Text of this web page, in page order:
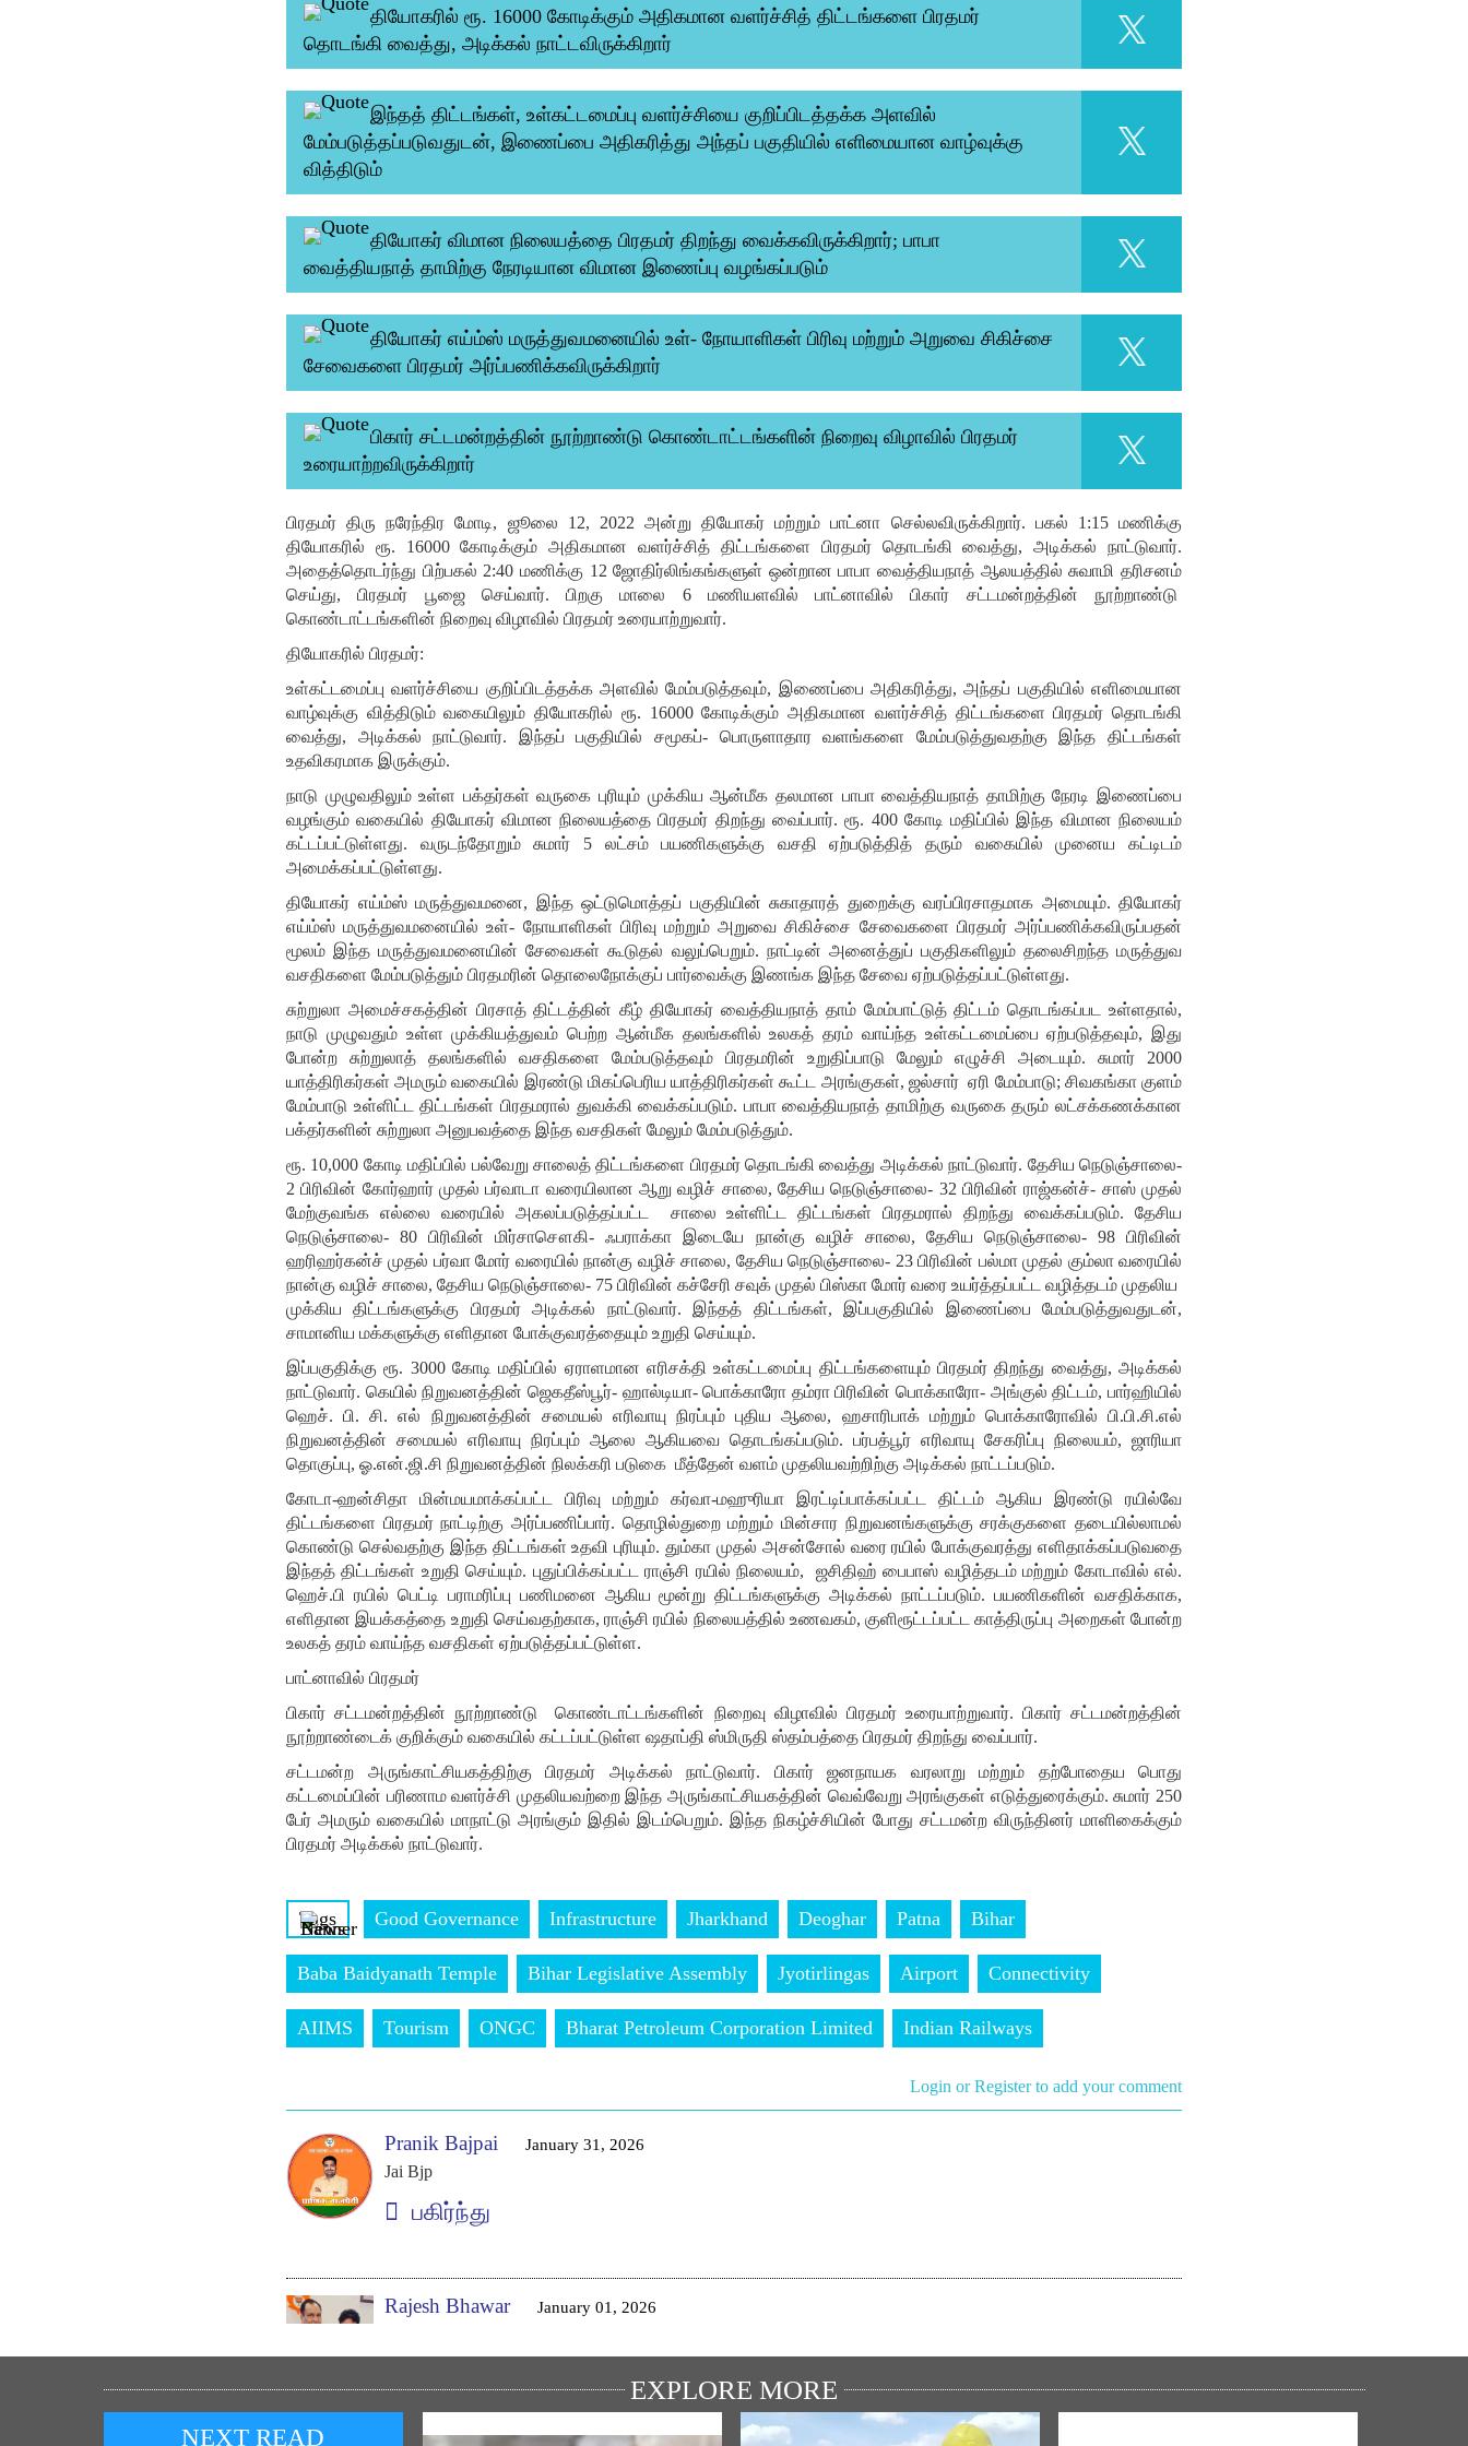
தியோகரில் ரூ. 16000 கோடிக்கும் அதிகமான வளர்ச்சித் திட்டங்களை பிரதமர்
தொடங்கி வைத்து, அடிக்கல் நாட்டவிருக்கிறார்
இந்தத் திட்டங்கள், உள்கட்டமைப்பு வளர்ச்சியை குறிப்பிடத்தக்க அளவில்
மேம்படுத்தப்படுவதுடன், இணைப்பை அதிகரித்து அந்தப் பகுதியில் எளிமையான வாழ்வுக்கு
வித்திடும்
தியோகர் விமான நிலையத்தை பிரதமர் திறந்து வைக்கவிருக்கிறார்; பாபா
வைத்தியநாத் தாமிற்கு நேரடியான விமான இணைப்பு வழங்கப்படும்
தியோகர் எய்ம்ஸ் மருத்துவமனையில் உள்- நோயாளிகள் பிரிவு மற்றும் அறுவை சிகிச்சை
சேவைகளை பிரதமர் அர்ப்பணிக்கவிருக்கிறார்
​​​​​​​பிகார் சட்டமன்றத்தின் நூற்றாண்டு கொண்டாட்டங்களின் நிறைவு விழாவில் பிரதமர்
உரையாற்றவிருக்கிறார்
பிரதமர் திரு நரேந்திர மோடி, ஜூலை 12, 2022 அன்று தியோகர் மற்றும் பாட்னா செல்லவிருக்கிறார். பகல் 1:15 மணிக்கு
தியோகரில் ரூ. 16000 கோடிக்கும் அதிகமான வளர்ச்சித் திட்டங்களை பிரதமர் தொடங்கி வைத்து, அடிக்கல் நாட்டுவார்.
அதைத்தொடர்ந்து பிற்பகல் 2:40 மணிக்கு 12 ஜோதிர்லிங்கங்களுள் ஒன்றான பாபா வைத்தியநாத் ஆலயத்தில் சுவாமி தரிசனம்
செய்து, பிரதமர் பூஜை செய்வார். பிறகு மாலை 6 மணியளவில் பாட்னாவில் பிகார் சட்டமன்றத்தின் நூற்றாண்டு
கொண்டாட்டங்களின் நிறைவு விழாவில் பிரதமர் உரையாற்றுவார்.
தியோகரில் பிரதமர்:
உள்கட்டமைப்பு வளர்ச்சியை குறிப்பிடத்தக்க அளவில் மேம்படுத்தவும், இணைப்பை அதிகரித்து, அந்தப் பகுதியில் எளிமையான
வாழ்வுக்கு வித்திடும் வகையிலும் தியோகரில் ரூ. 16000 கோடிக்கும் அதிகமான வளர்ச்சித் திட்டங்களை பிரதமர் தொடங்கி
வைத்து, அடிக்கல் நாட்டுவார். இந்தப் பகுதியில் சமூகப்- பொருளாதார வளங்களை மேம்படுத்துவதற்கு இந்த திட்டங்கள்
உதவிகரமாக இருக்கும்.
நாடு முழுவதிலும் உள்ள பக்தர்கள் வருகை புரியும் முக்கிய ஆன்மீக தலமான பாபா வைத்தியநாத் தாமிற்கு நேரடி இணைப்பை
வழங்கும் வகையில் தியோகர் விமான நிலையத்தை பிரதமர் திறந்து வைப்பார். ரூ. 400 கோடி மதிப்பில் இந்த விமான நிலையம்
கட்டப்பட்டுள்ளது. வருடந்தோறும் சுமார் 5 லட்சம் பயணிகளுக்கு வசதி ஏற்படுத்தித் தரும் வகையில் முனைய கட்டிடம்
அமைக்கப்பட்டுள்ளது.
தியோகர் எய்ம்ஸ் மருத்துவமனை, இந்த ஒட்டுமொத்தப் பகுதியின் சுகாதாரத் துறைக்கு வரப்பிரசாதமாக அமையும். தியோகர்
எய்ம்ஸ் மருத்துவமனையில் உள்- நோயாளிகள் பிரிவு மற்றும் அறுவை சிகிச்சை சேவைகளை பிரதமர் அர்ப்பணிக்கவிருப்பதன்
மூலம் இந்த மருத்துவமனையின் சேவைகள் கூடுதல் வலுப்பெறும். நாட்டின் அனைத்துப் பகுதிகளிலும் தலைசிறந்த மருத்துவ
வசதிகளை மேம்படுத்தும் பிரதமரின் தொலைநோக்குப் பார்வைக்கு இணங்க இந்த சேவை ஏற்படுத்தப்பட்டுள்ளது.
சுற்றுலா அமைச்சகத்தின் பிரசாத் திட்டத்தின் கீழ் தியோகர் வைத்தியநாத் தாம் மேம்பாட்டுத் திட்டம் தொடங்கப்பட உள்ளதால்,
நாடு முழுவதும் உள்ள முக்கியத்துவம் பெற்ற ஆன்மீக தலங்களில் உலகத் தரம் வாய்ந்த உள்கட்டமைப்பை ஏற்படுத்தவும், இது
போன்ற சுற்றுலாத் தலங்களில் வசதிகளை மேம்படுத்தவும் பிரதமரின் உறுதிப்பாடு மேலும் எழுச்சி அடையும். சுமார் 2000
யாத்திரிகர்கள் அமரும் வகையில் இரண்டு மிகப்பெரிய யாத்திரிகர்கள் கூட்ட அரங்குகள், ஜல்சார் ஏரி மேம்பாடு; சிவகங்கா குளம்
மேம்பாடு உள்ளிட்ட திட்டங்கள் பிரதமரால் துவக்கி வைக்கப்படும். பாபா வைத்தியநாத் தாமிற்கு வருகை தரும் லட்சக்கணக்கான
பக்தர்களின் சுற்றுலா அனுபவத்தை இந்த வசதிகள் மேலும் மேம்படுத்தும்.
ரூ. 10,000 கோடி மதிப்பில் பல்வேறு சாலைத் திட்டங்களை பிரதமர் தொடங்கி வைத்து அடிக்கல் நாட்டுவார். தேசிய நெடுஞ்சாலை-
2 பிரிவின் கோர்ஹார் முதல் பர்வாடா வரையிலான ஆறு வழிச் சாலை, தேசிய நெடுஞ்சாலை- 32 பிரிவின் ராஜ்கன்ச்- சாஸ் முதல்
மேற்குவங்க எல்லை வரையில் அகலப்படுத்தப்பட்ட சாலை உள்ளிட்ட திட்டங்கள் பிரதமரால் திறந்து வைக்கப்படும். தேசிய
நெடுஞ்சாலை- 80 பிரிவின் மிர்சாசௌகி- ஃபராக்கா இடையே நான்கு வழிச் சாலை, தேசிய நெடுஞ்சாலை- 98 பிரிவின்
ஹரிஹர்கன்ச் முதல் பர்வா மோர் வரையில் நான்கு வழிச் சாலை, தேசிய நெடுஞ்சாலை- 23 பிரிவின் பல்மா முதல் கும்லா வரையில்
நான்கு வழிச் சாலை, தேசிய நெடுஞ்சாலை- 75 பிரிவின் கச்சேரி சவுக் முதல் பிஸ்கா மோர் வரை உயர்த்தப்பட்ட வழித்தடம் முதலிய
முக்கிய திட்டங்களுக்கு பிரதமர் அடிக்கல் நாட்டுவார். இந்தத் திட்டங்கள், இப்பகுதியில் இணைப்பை மேம்படுத்துவதுடன்,
சாமானிய மக்களுக்கு எளிதான போக்குவரத்தையும் உறுதி செய்யும்.
இப்பகுதிக்கு ரூ. 3000 கோடி மதிப்பில் ஏராளமான எரிசக்தி உள்கட்டமைப்பு திட்டங்களையும் பிரதமர் திறந்து வைத்து, அடிக்கல்
நாட்டுவார். கெயில் நிறுவனத்தின் ஜெகதீஸ்பூர்- ஹால்டியா- பொக்காரோ தம்ரா பிரிவின் பொக்காரோ- அங்குல் திட்டம், பார்ஹியில்
ஹெச். பி. சி. எல் நிறுவனத்தின் சமையல் எரிவாயு நிரப்பும் புதிய ஆலை, ஹசாரிபாக் மற்றும் பொக்காரோவில் பி.பி.சி.எல்
நிறுவனத்தின் சமையல் எரிவாயு நிரப்பும் ஆலை ஆகியவை தொடங்கப்படும். பர்பத்பூர் எரிவாயு சேகரிப்பு நிலையம், ஜாரியா
தொகுப்பு, ஓ.என்.ஜி.சி நிறுவனத்தின் நிலக்கரி படுகை மீத்தேன் வளம் முதலியவற்றிற்கு அடிக்கல் நாட்டப்படும்.
கோடா-ஹன்சிதா மின்மயமாக்கப்பட்ட பிரிவு மற்றும் கர்வா-மஹுரியா இரட்டிப்பாக்கப்பட்ட திட்டம் ஆகிய இரண்டு ரயில்வே
திட்டங்களை பிரதமர் நாட்டிற்கு அர்ப்பணிப்பார். தொழில்துறை மற்றும் மின்சார நிறுவனங்களுக்கு சரக்குகளை தடையில்லாமல்
கொண்டு செல்வதற்கு இந்த திட்டங்கள் உதவி புரியும். தும்கா முதல் அசன்சோல் வரை ரயில் போக்குவரத்து எளிதாக்கப்படுவதை
இந்தத் திட்டங்கள் உறுதி செய்யும். புதுப்பிக்கப்பட்ட ராஞ்சி ரயில் நிலையம், ஜசிதிஹ் பைபாஸ் வழித்தடம் மற்றும் கோடாவில் எல்.
ஹெச்.பி ரயில் பெட்டி பராமரிப்பு பணிமனை ஆகிய மூன்று திட்டங்களுக்கு அடிக்கல் நாட்டப்படும். பயணிகளின் வசதிக்காக,
எளிதான இயக்கத்தை உறுதி செய்வதற்காக, ராஞ்சி ரயில் நிலையத்தில் உணவகம், குளிரூட்டப்பட்ட காத்திருப்பு அறைகள் போன்ற
உலகத் தரம் வாய்ந்த வசதிகள் ஏற்படுத்தப்பட்டுள்ள.
பாட்னாவில் பிரதமர்
பிகார் சட்டமன்றத்தின் நூற்றாண்டு கொண்டாட்டங்களின் நிறைவு விழாவில் பிரதமர் உரையாற்றுவார். பிகார் சட்டமன்றத்தின்
நூற்றாண்டைக் குறிக்கும் வகையில் கட்டப்பட்டுள்ள ஷதாப்தி ஸ்மிருதி ஸ்தம்பத்தை பிரதமர் திறந்து வைப்பார்.
சட்டமன்ற அருங்காட்சியகத்திற்கு பிரதமர் அடிக்கல் நாட்டுவார். பிகார் ஜனநாயக வரலாறு மற்றும் தற்போதைய பொது
கட்டமைப்பின் பரிணாம வளர்ச்சி முதலியவற்றை இந்த அருங்காட்சியகத்தின் வெவ்வேறு அரங்குகள் எடுத்துரைக்கும். சுமார் 250
பேர் அமரும் வகையில் மாநாட்டு அரங்கும் இதில் இடம்பெறும். இந்த நிகழ்ச்சியின் போது சட்டமன்ற விருந்தினர் மாளிகைக்கும்
பிரதமர் அடிக்கல் நாட்டுவார்.
Tags Good Governance Infrastructure Jharkhand Deoghar Patna Bihar
Baba Baidyanath Temple Bihar Legislative Assembly Jyotirlingas Airport Connectivity
AIIMS Tourism ONGC Bharat Petroleum Corporation Limited Indian Railways
Login or Register to add your comment
Pranik Bajpai January 31, 2026
Jai Bjp
பகிர்ந்து
Rajesh Bhawar January 01, 2026
EXPLORE MORE
NEXT READ